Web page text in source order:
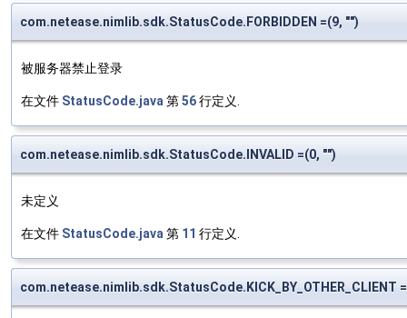
com.netease.nimlib.sdk.StatusCode.FORBIDDEN =(9, "")
被服务器禁止登录
在文件 StatusCode.java 第56行定义.
com.netease.nimlib.sdk.StatusCode.INVALID =(0, "")
未定义
在文件 StatusCode.java 第 11 行定义.
com.netease.nimlib.sdk.StatusCode.KICK_BY_OTHER_CLIENT